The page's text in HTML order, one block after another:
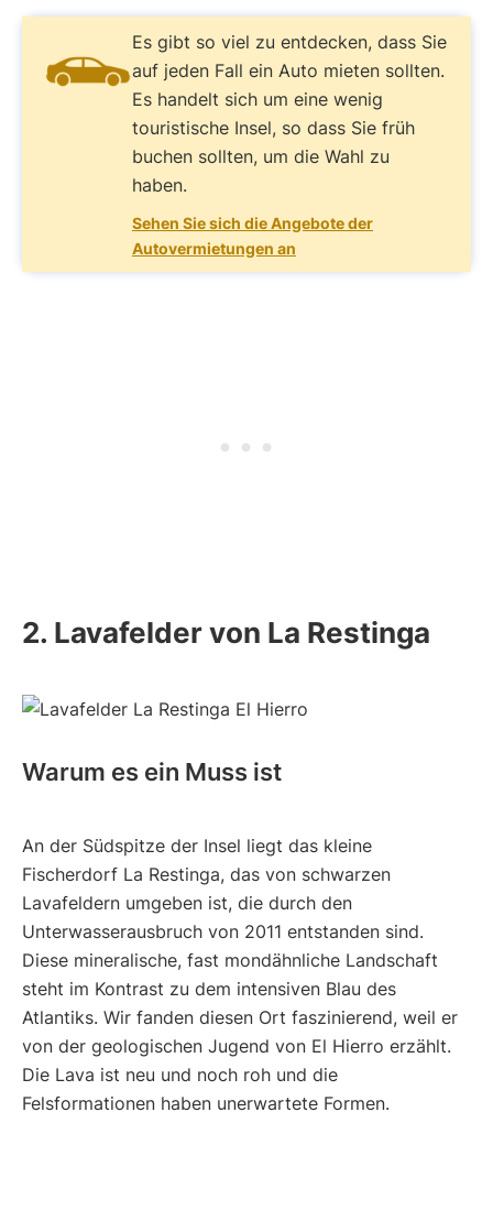
Es gibt so viel zu entdecken, dass Sie
auf jeden Fall ein Auto mieten sollten.
Es handelt sich um eine wenig
touristische Insel, so dass Sie früh
buchen sollten, um die Wahl zu
haben.
Sehen Sie sich die Angebote der
Autovermietungen an
2. Lavafelder von La Restinga
Warum es ein Muss ist
An der Südspitze der Insel liegt das kleine
Fischerdorf La Restinga, das von schwarzen
Lavafeldern umgeben ist, die durch den
Unterwasserausbruch von 2011 entstanden sind.
Diese mineralische, fast mondähnliche Landschaft
steht im Kontrast zu dem intensiven Blau des
Atlantiks. Wir fanden diesen Ort faszinierend, weil er
von der geologischen Jugend von El Hierro erzählt.
Die Lava ist neu und noch roh und die
Felsformationen haben unerwartete Formen.